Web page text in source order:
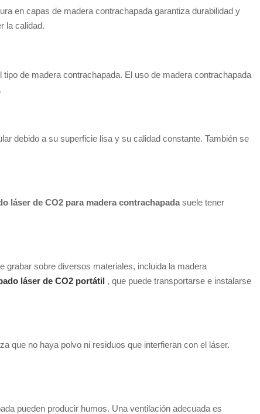
en capas de madera contrachapada garantiza durabilidad y
la calidad.
de madera contrachapada. El uso de madera contrachapada
debido a su superficie lisa y su calidad constante. También se
láser de CO2 para madera contrachapada suele tener
grabar sobre diversos materiales, incluida la madera
láser de CO2 portátil , que puede transportarse e instalarse
que no haya polvo ni residuos que interfieran con el láser.
pueden producir humos. Una ventilación adecuada es